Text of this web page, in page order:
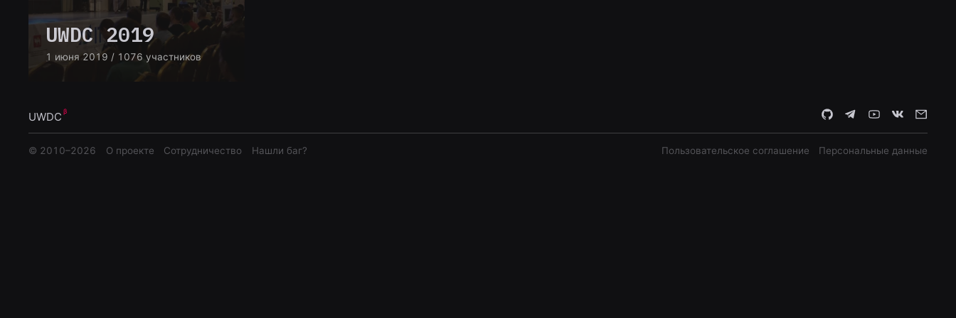
UWDC 2019
1 июня 2019 / 1076 участников
UWDC
© 2010–2026 О проекте Сотрудничество Нашли баг? Пользовательское соглашение Персональные данные